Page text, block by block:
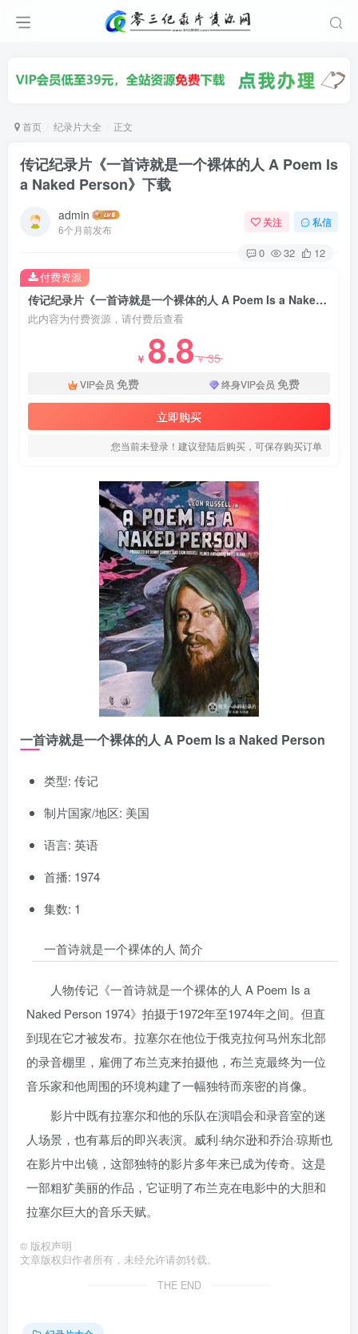
首页 纪录片大全 正文
传记纪录片《一首诗就是一个裸体的人 A Poem Is
a Naked Person》下载
admin
6个月前发布
关注 私信
0 32 12
传记纪录片《一首诗就是一个裸体的人 A Poem Is a Naked Person》下载
此内容为付费资源，请付费后查看
￥ 8.8￥35
VIP会员 免费 终身VIP会员 免费
立即购买
您当前未登录！建议登陆后购买，可保存购买订单
付费资源
一首诗就是一个裸体的人 A Poem Is a Naked Person
类型: 传记
制片国家/地区: 美国
语言: 英语
首播: 1974
集数: 1
一首诗就是一个裸体的人 简介
人物传记《一首诗就是一个裸体的人 A Poem Is a
Naked Person 1974》拍摄于1972年至1974年之间。但直
到现在它才被发布。拉塞尔在他位于俄克拉何马州东北部
的录音棚里，雇佣了布兰克来拍摄他，布兰克最终为一位
音乐家和他周围的环境构建了一幅独特而亲密的肖像。
影片中既有拉塞尔和他的乐队在演唱会和录音室的迷
人场景，也有幕后的即兴表演。威利·纳尔逊和乔治·琼斯也
在影片中出镜，这部独特的影片多年来已成为传奇。这是
一部粗犷美丽的作品，它证明了布兰克在电影中的大胆和
拉塞尔巨大的音乐天赋。
© 版权声明
文章版权归作者所有，未经允许请勿转载。
THE END